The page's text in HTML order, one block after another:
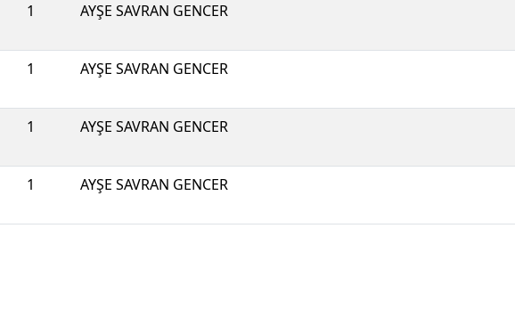
1 AYŞE SAVRAN GENCER
1 AYŞE SAVRAN GENCER
1 AYŞE SAVRAN GENCER
1 AYŞE SAVRAN GENCER